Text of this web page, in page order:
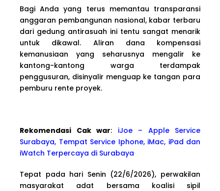
Bagi Anda yang terus memantau transparansi
anggaran pembangunan nasional, kabar terbaru
dari gedung antirasuah ini tentu sangat menarik
untuk dikawal. Aliran dana kompensasi
kemanusiaan yang seharusnya mengalir ke
kantong-kantong warga terdampak
penggusuran, disinyalir menguap ke tangan para
pemburu rente proyek.
Rekomendasi Cak war: iJoe – Apple Service
Surabaya, Tempat Service Iphone, iMac, iPad dan
iWatch Terpercaya di Surabaya
Tepat pada hari Senin (22/6/2026), perwakilan
masyarakat adat bersama koalisi sipil